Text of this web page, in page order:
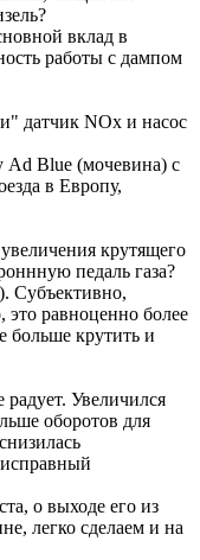
вклад в
работы с дампом
датчик NOx и насос
Blue (мочевина) с
в Европу,
крутящего
педаль газа?
Субъективно,
это равноценно более
больше крутить и
Увеличился
оборотов для
о выходе его из
легко сделаем и на